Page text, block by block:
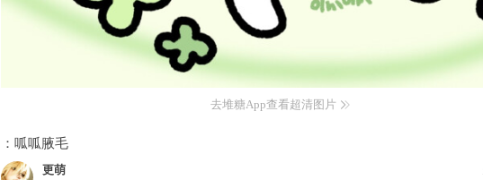
去堆糖App查看超清图片
：呱呱腋毛
更萌